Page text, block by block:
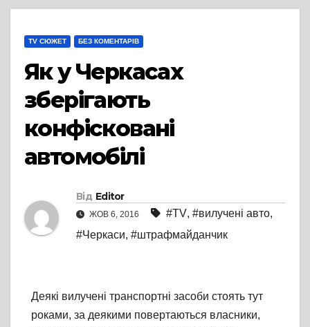
TV СЮЖЕТ БЕЗ КОМЕНТАРІВ
Як у Черкасах
зберігають
конфісковані
автомобілі
Від Editor
ЖОВ 6, 2016 #TV, #вилучені авто,
#Черкаси, #штрафмайданчик
Деякі вилучені транспортні засоби стоять тут
роками, за деякими повертаються власники,